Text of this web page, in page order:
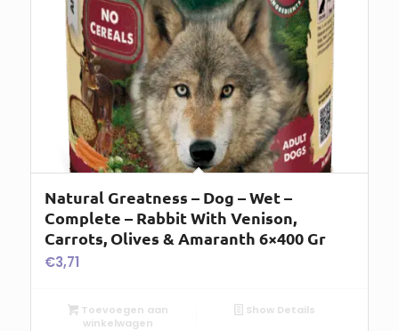
Natural Greatness – Dog – Wet –
Complete – Rabbit With Venison,
Carrots, Olives & Amaranth 6×400 Gr
€3,71
Toevoegen aan
winkelwagen
Show Details